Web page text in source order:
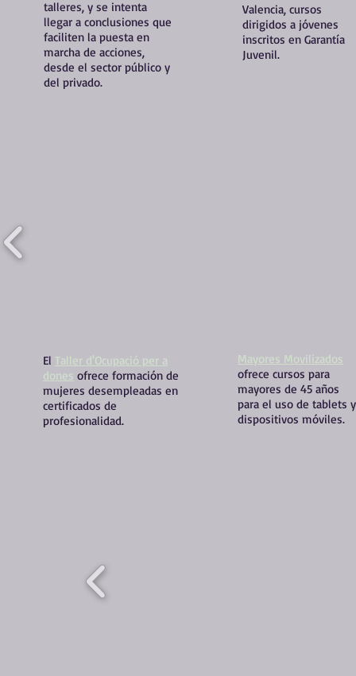
talleres, y se intenta
llegar a conclusiones que
faciliten la puesta en
marcha de acciones,
desde el sector público y
del privado.
Valencia, cursos
dirigidos a jóvenes
inscritos en Garantía
Juvenil.
El Taller d'Ocupació per a
dones ofrece formación de
mujeres desempleadas en
certificados de
profesionalidad.
Mayores Movilizados
ofrece cursos para
mayores de 45 años
para el uso de tablets y
dispositivos móviles.